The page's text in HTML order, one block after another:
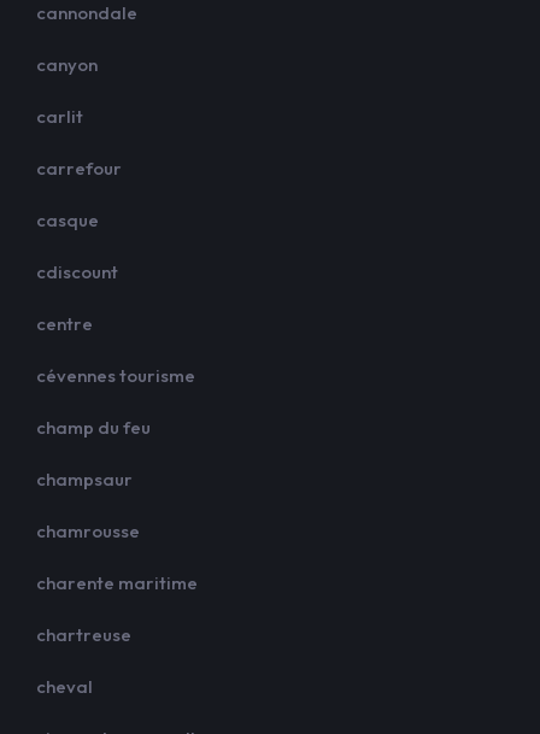
cannondale
canyon
carlit
carrefour
casque
cdiscount
centre
cévennes tourisme
champ du feu
champsaur
chamrousse
charente maritime
chartreuse
cheval